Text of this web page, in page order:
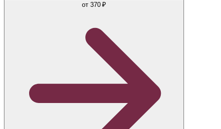
от 370 ₽